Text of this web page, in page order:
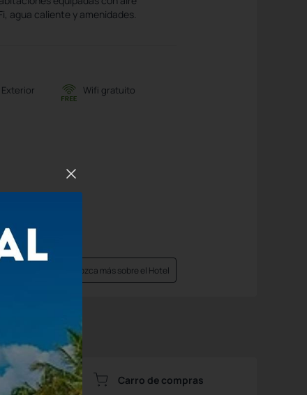
agua caliente y amenidades.
Wifi gratuito
Conozca más sobre el Hotel
Carro de compras